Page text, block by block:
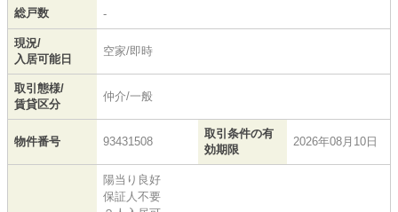
総戸数 -
現況/
入居可能日
空家/即時
取引態様/
賃貸区分
仲介/一般
物件番号 93431508
取引条件の有
効期限
2026年08月10日
陽当り良好
保証人不要